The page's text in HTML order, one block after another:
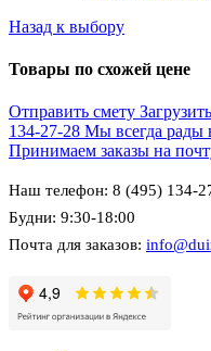
Назад к выбору
Товары по схожей цене
Отправить смету
134-27-28 Мы всегда рады
Принимаем заказы на
Наш телефон: 8 (495) 134-
Будни: 9:30-18:00
Почта для заказов: